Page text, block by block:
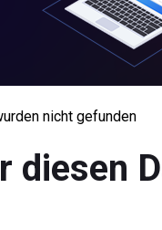
nicht gefunden
diesen